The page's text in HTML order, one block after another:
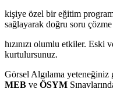
kişiye özel bir eğitim
sağlayarak doğru soru çözme
hızınızı olumlu etkiler. Eski
kurtulursunuz.
Görsel Algılama yeteneğiniz
MEB ve ÖSYM